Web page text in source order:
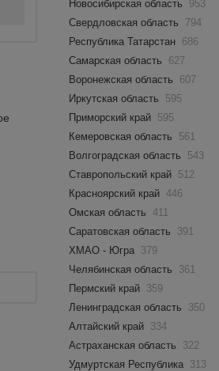
Новосибирская область
953
Свердловская область
794
Республика Татарстан 686
Самарская область
627
Воронежская область
607
Иркутская область
595
Приморский край 595
Кемеровская область
561
Волгоградская область
543
Ставропольский край 512
Красноярский край 446
Омская область
411
Саратовская область
391
ХМАО - Югра 379
Челябинская область
361
Пермский край 359
Ленинградская область
350
Алтайский край 334
Астраханская область
322
Удмуртская Республика 313